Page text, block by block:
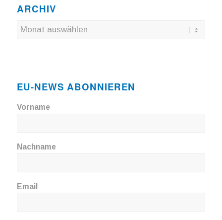
ARCHIV
EU-NEWS ABONNIEREN
Vorname
Nachname
Email